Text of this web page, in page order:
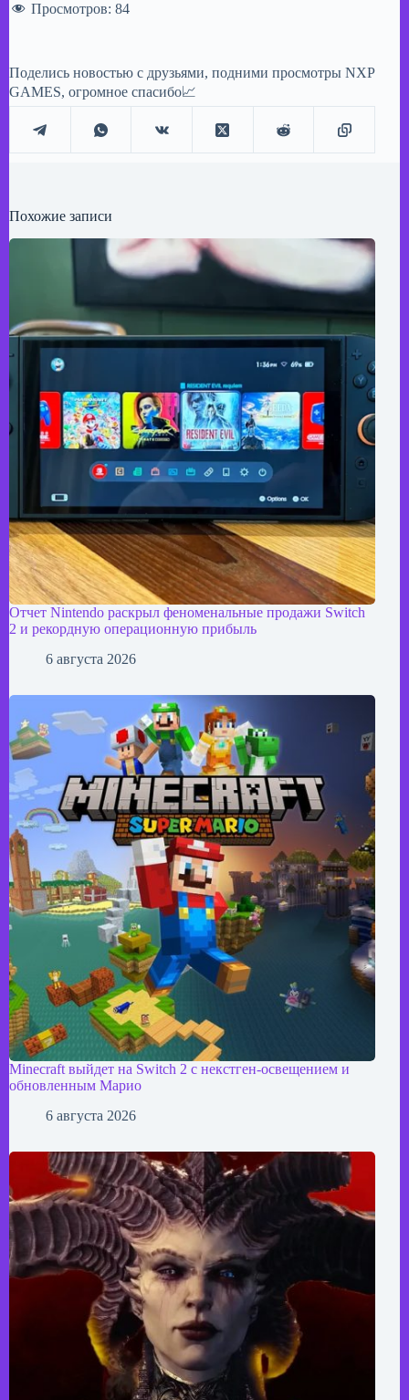
Просмотров: 84
Поделись новостью с друзьями, подними просмотры NXP
GAMES, огромное спасибо📈
Похожие записи
Отчет Nintendo раскрыл феноменальные продажи Switch
2 и рекордную операционную прибыль
6 августа 2026
Minecraft выйдет на Switch 2 с некстген-освещением и
обновленным Марио
6 августа 2026